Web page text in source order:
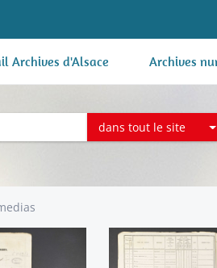
Archives d'Alsace Archives
dans tout le site